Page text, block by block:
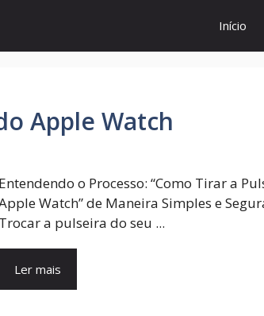
Início
Apple Watch
o Processo: “Como Tirar a
Watch” de Maneira Simples e
a pulseira do seu ...
Ler mais